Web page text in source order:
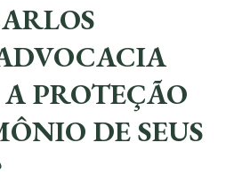
PROTEÇÃO
DE SEUS